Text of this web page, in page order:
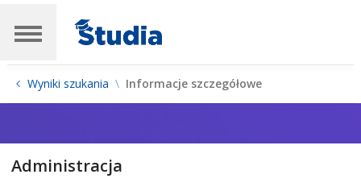
Wyniki szukania Informacje szczegółowe
Administracja